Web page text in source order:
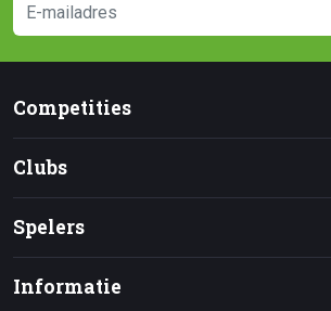
Competities
Clubs
Spelers
Informatie